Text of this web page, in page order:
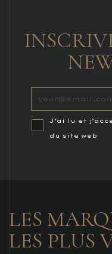
J’ai lu et
du site web
LES
LES PLUS